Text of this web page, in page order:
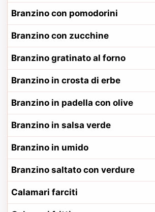
Branzino con pomodorini
Branzino con zucchine
Branzino gratinato al forno
Branzino in crosta di erbe
Branzino in padella con olive
Branzino in salsa verde
Branzino in umido
Branzino saltato con verdure
Calamari farciti